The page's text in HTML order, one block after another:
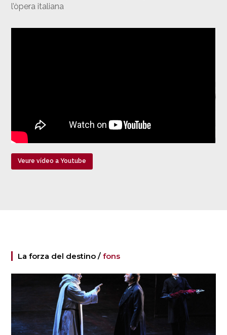
l’òpera italiana
Veure vídeo a Youtube
La forza del destino /fons